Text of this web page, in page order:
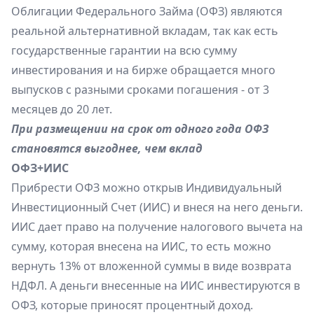
Облигации Федерального Займа (ОФЗ) являются
реальной альтернативной вкладам, так как есть
государственные гарантии на всю сумму
инвестирования и на бирже обращается много
выпусков с разными сроками погашения - от 3
месяцев до 20 лет.
При размещении на срок от одного года ОФЗ
становятся выгоднее, чем вклад
ОФЗ+ИИС
Прибрести ОФЗ можно открыв Индивидуальный
Инвестиционный Счет (ИИС) и внеся на него деньги.
ИИС дает право на получение налогового вычета на
сумму, которая внесена на ИИС, то есть можно
вернуть 13% от вложенной суммы в виде возврата
НДФЛ. А деньги внесенные на ИИС инвестируются в
ОФЗ, которые приносят процентный доход.